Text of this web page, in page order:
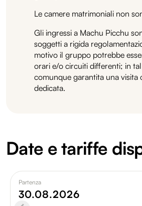
Le camere matrimoniali non
Gli ingressi a Machu Picchu
soggetti a rigida
motivo il gruppo potrebbe
orari e/o circuiti differenti; in
comunque garantita una visita
dedicata.
Date e tariffe
Partenza
30.08.2026